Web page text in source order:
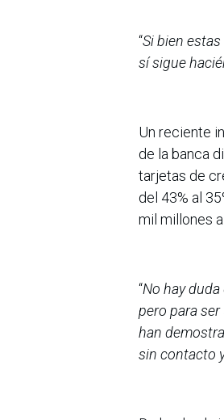
“Si bien
sí sigue
Un reciente
de la banca
tarjetas de
del 43% al
mil millones
“No hay
pero para
han
sin contacto